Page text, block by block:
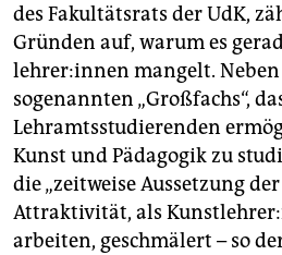
des Fakultätsrats der UdK,
Gründen auf, warum es
leh­re­r:in­nen mangelt. Neben
sogenannten „Großfachs“,
Lehramtsstudierenden
Kunst und Pädagogik zu
die „zeitweise Aussetzung
Attraktivität, als
arbeiten, geschmälert – so